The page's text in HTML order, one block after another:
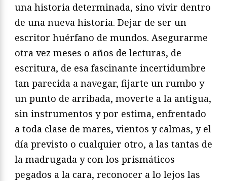
una historia determinada, sino vivir dentro
de una nueva historia. Dejar de ser un
escritor huérfano de mundos. Asegurarme
otra vez meses o años de lecturas, de
escritura, de esa fascinante incertidumbre
tan parecida a navegar, fijarte un rumbo y
un punto de arribada, moverte a la antigua,
sin instrumentos y por estima, enfrentado
a toda clase de mares, vientos y calmas, y el
día previsto o cualquier otro, a las tantas de
la madrugada y con los prismáticos
pegados a la cara, reconocer a lo lejos las